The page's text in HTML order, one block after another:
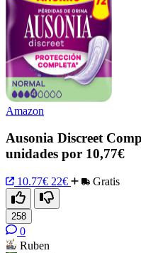
Amazon
Ausonia Discreet
unidades por 10,77€
10.77€ 22€ Gratis
258
0
Ruben